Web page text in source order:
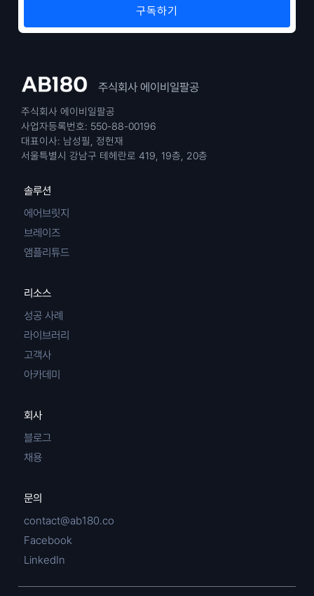
주식회사 에이비일팔공
주식회사 에이비일팔공
사업자등록번호: 550-88-00196
대표이사: 남성필, 정헌재
서울특별시 강남구 테헤란로 419, 19층, 20층
솔루션
에어브릿지
브레이즈
앰플리튜드
리소스
성공 사례
라이브러리
고객사
아카데미
회사
블로그
채용
문의
contact@ab180.co
Facebook
LinkedIn